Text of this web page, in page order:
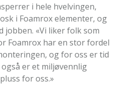
i hele hvelvingen,
i Foamrox elementer, og
jobben. «Vi liker folk som
Foamrox har en stor fordel
og for oss er tid
er et miljøvennlig
for oss.»